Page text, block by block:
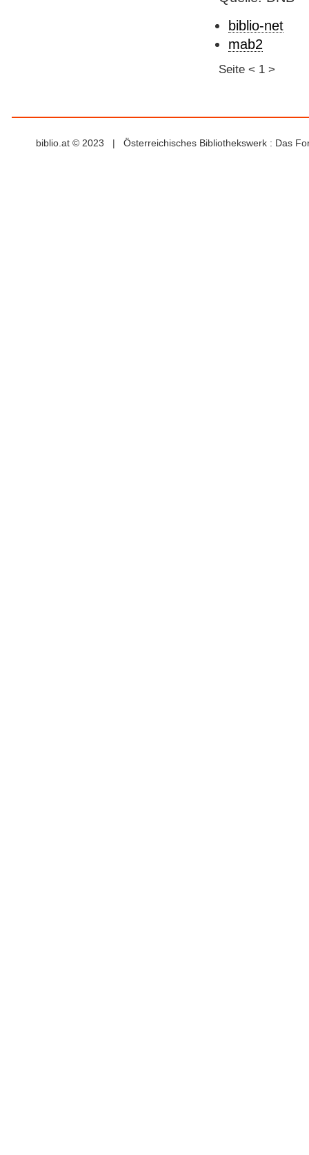
biblio-net
mab2
Seite < 1 >
biblio.at © 2023 | Österreichisches Bibliothekswerk : Das